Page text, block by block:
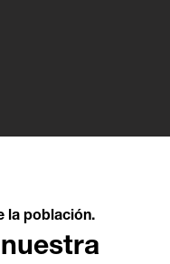
la población.